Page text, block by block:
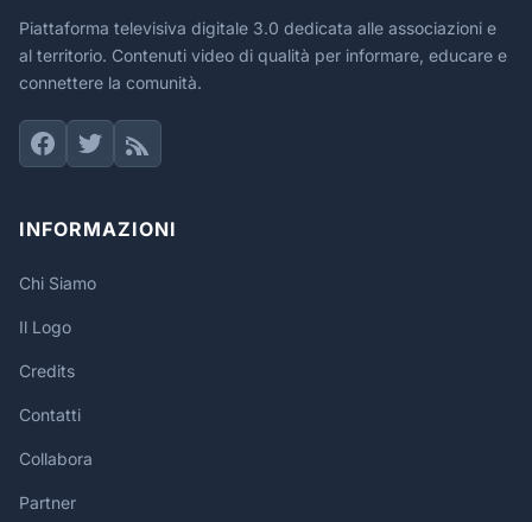
Piattaforma televisiva digitale 3.0 dedicata alle associazioni e
al territorio. Contenuti video di qualità per informare, educare e
connettere la comunità.
INFORMAZIONI
Chi Siamo
Il Logo
Credits
Contatti
Collabora
Partner